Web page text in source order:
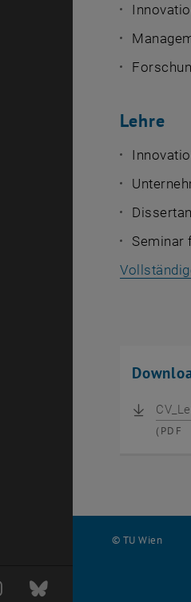
InstagramBluesky
Lehre
Seminar
(PDF
© TU Wien